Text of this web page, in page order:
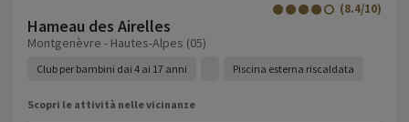
Hameau des Airelles
(8.4/10)
Montgenèvre - Hautes-Alpes (05)
Club per bambini dai 4 ai 17 anni Piscina esterna riscaldata
Scopri le attività nelle vicinanze